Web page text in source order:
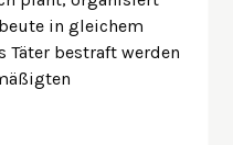
in gleichem
bestraft werden